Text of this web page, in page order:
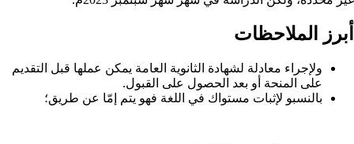
أبرز الملاحظات
ولإجراء معادلة لشهادة الثانوية العامة يمكن عملها قبل التقديم
على المنحة أو بعد الحصول على القبول.
بالنسبو لإثبات مستواك في اللغة فهو يتم إمّا عن طريق؛